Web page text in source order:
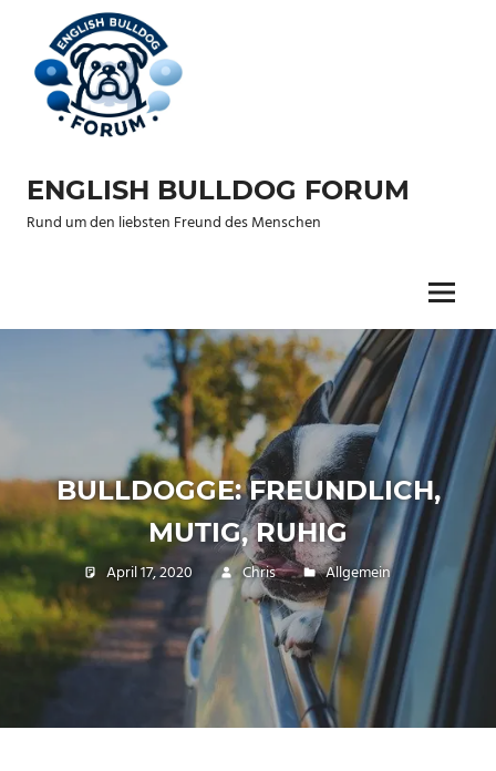
springen
ENGLISH BULLDOG FORUM
Rund um den liebsten Freund des Menschen
Menu
BULLDOGGE: FREUNDLICH,
MUTIG, RUHIG
April 17, 2020 Chris Allgemein